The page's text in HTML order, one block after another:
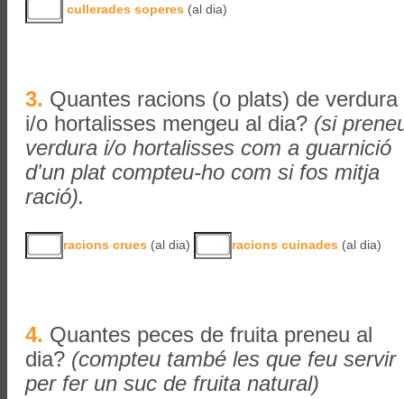
cullerades soperes (al dia)
3. Quantes racions (o plats) de verdura
i/o hortalisses mengeu al dia? (si
verdura i/o hortalisses com a guarnició
d'un plat compteu-ho com si fos mitja
ració).
racions crues (al dia) racions cuinades (al dia)
4. Quantes peces de fruita preneu al
dia? (compteu també les que feu servir
per fer un suc de fruita natural)